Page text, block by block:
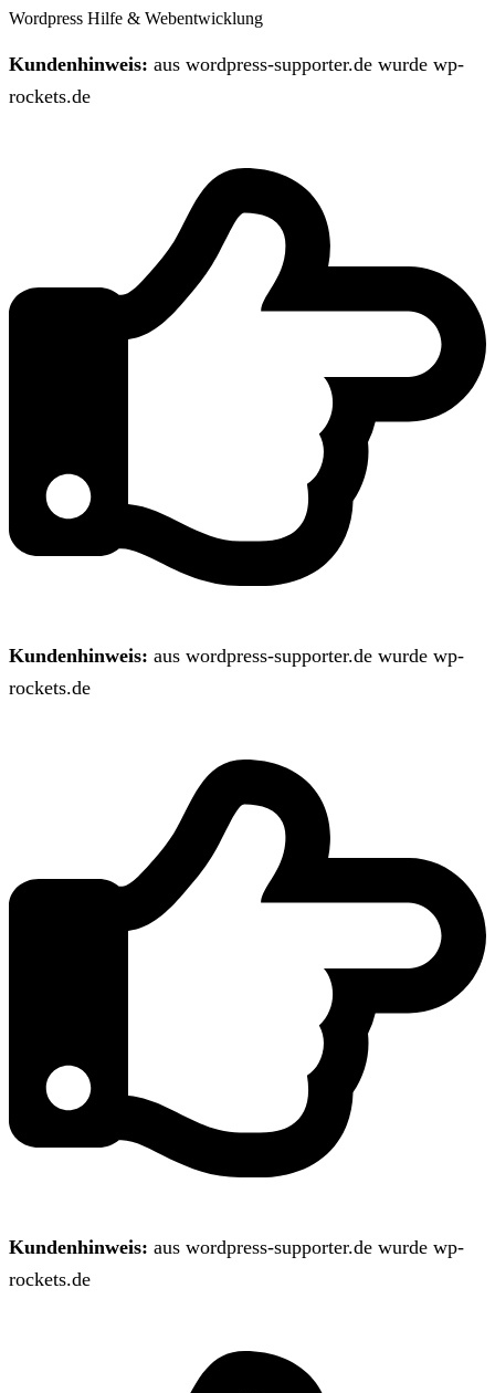
Wordpress Hilfe & Webentwicklung
Kundenhinweis: aus wordpress-supporter.de wurde wp-
rockets.de
Kundenhinweis: aus wordpress-supporter.de wurde wp-
rockets.de
Kundenhinweis: aus wordpress-supporter.de wurde wp-
rockets.de